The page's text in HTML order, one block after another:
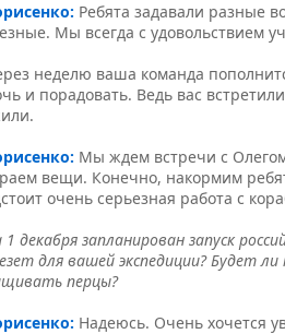
Ребята задавали разные
Мы всегда с удовольствием
неделю ваша команда
и порадовать. Ведь вас
Мы ждем встречи с
вещи. Конечно, накормим
очень серьезная работа с
декабря запланирован запуск
для вашей экспедиции? Будет
перцы?
Надеюсь. Очень хочется